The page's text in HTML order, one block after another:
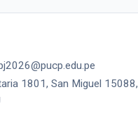
1801, San Miguel 15088,